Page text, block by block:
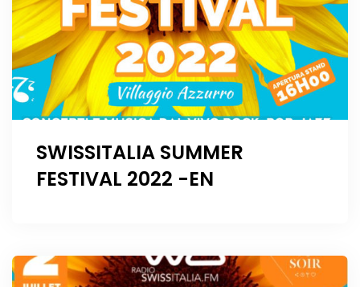
SWISSITALIA SUMMER
FESTIVAL 2022 -EN